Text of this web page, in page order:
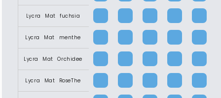
Lycra Mat fuchsia
Lycra Mat menthe
Lycra Mat Orchidee
Lycra Mat RoseThe